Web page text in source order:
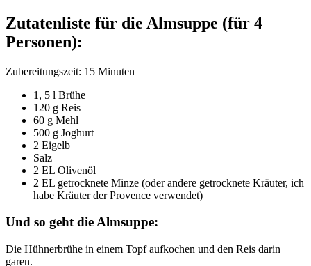
Zutatenliste für die Almsuppe (für 4
Personen):
Zubereitungszeit: 15 Minuten
1, 5 l Brühe
120 g Reis
60 g Mehl
500 g Joghurt
2 Eigelb
Salz
2 EL Olivenöl
2 EL getrocknete Minze (oder andere getrocknete Kräuter, ich
habe Kräuter der Provence verwendet)
Und so geht die Almsuppe:
Die Hühnerbrühe in einem Topf aufkochen und den Reis darin
garen.